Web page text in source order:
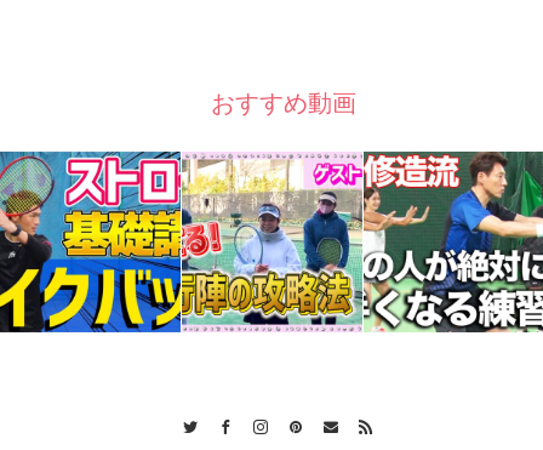
おすすめ動画